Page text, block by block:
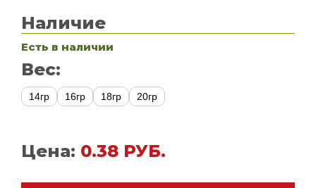
Наличие
Есть в наличии
Вес:
14гр 16гр 18гр 20гр
Цена: 0.38 РУБ.